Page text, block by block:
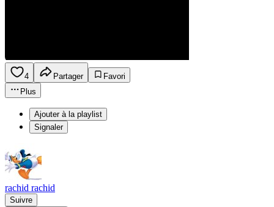
4 Partager
Favori
Plus
Ajouter à la playlist
Signaler
rachid rachid
Suivre